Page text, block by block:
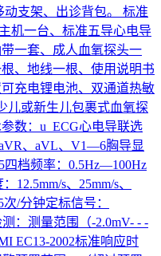
支架、出诊背包。 标准
机一台、标准五导心电导
一套、成人血氧探头一
、地线一根、使用说明书
充电锂电池、双通道热敏
儿或新生儿包裹式血氧探
数：u ECG心电导联选
、aVL、V1—6胸导显
四档频率：0.5Hz—100Hz
12.5mm/s、25mm/s、
/分钟定标信号：
：测量范围（-2.0mV- - -
EC13-2002标准响应时